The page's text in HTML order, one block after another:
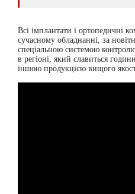
Всі імплантати і ортопедичні
сучасному обладнанні, за
спеціальною системою
в регіоні, який славиться
іншою продукцією вищого